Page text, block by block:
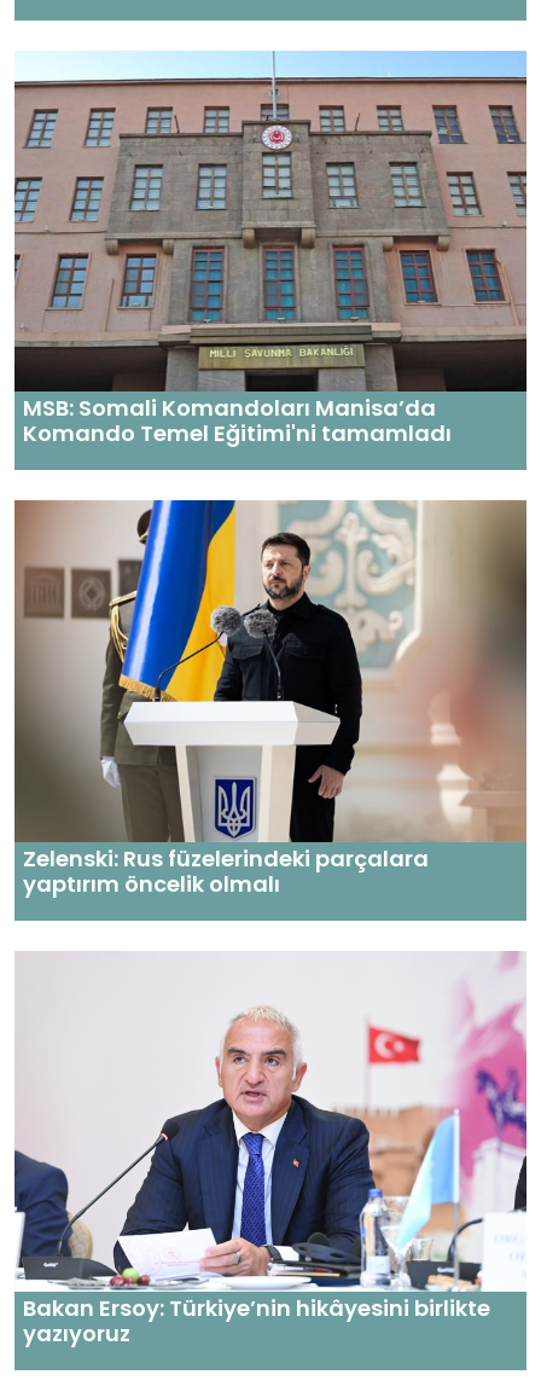
MSB: Somali Komandoları Manisa’da
Komando Temel Eğitimi'ni tamamladı
Zelenski: Rus füzelerindeki parçalara
yaptırım öncelik olmalı
Bakan Ersoy: Türkiye’nin hikâyesini birlikte
yazıyoruz